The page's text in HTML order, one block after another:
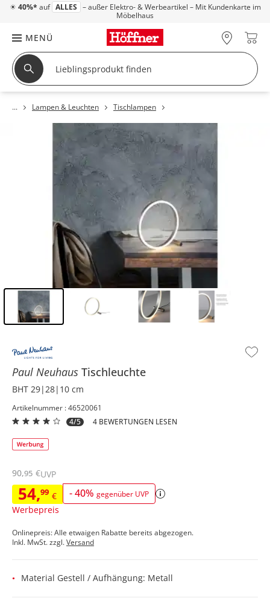
☀ 40%* auf ALLES – außer Elektro- & Werbeartikel – Mit Kundenkarte im
Möbelhaus
MENÜ
Lampen & Leuchten Tischlampen
Paul Neuhaus Tischleuchte
BHT 29|28|10 cm
Artikelnummer : 46520061
4/5
4 BEWERTUNGEN LESEN
54,99 € -40% gegenüber UVP
Werbepreis
90,95 €UVP
Onlinepreis: Alle etwaigen Rabatte bereits abgezogen.
Inkl. MwSt. zzgl.Versand
Material Gestell / Aufhängung: Metall